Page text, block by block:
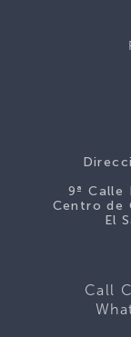
9ª Calle
Centro de
El
Call